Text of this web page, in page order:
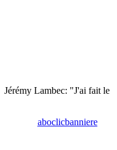
Jérémy Lambec: "J'ai fait le